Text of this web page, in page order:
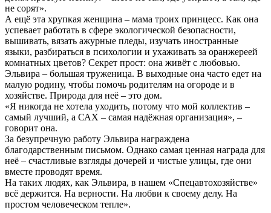
не сорят».
А ещё эта хрупкая женщина – мама троих принцесс. Как она
успевает работать в сфере экологической безопасности,
вышивать, вязать ажурные пледы, изучать иностранные
языки, разбираться в психологии и ухаживать за оранжереей
комнатных цветов? Секрет прост: она живёт с любовью.
Эльвира – большая труженица. В выходные она часто едет на
малую родину, чтобы помочь родителям на огороде и в
хозяйстве. Природа для неё – это дом.
«Я никогда не хотела уходить, потому что мой коллектив –
самый лучший, а САХ – самая надёжная организация», –
говорит она.
За безупречную работу Эльвира награждена
благодарственным письмом. Однако самая ценная награда для
неё – счастливые взгляды дочерей и чистые улицы, где они
вместе проводят время.
На таких людях, как Эльвира, в нашем «Спецавтохозяйстве»
всё держится. На верности. На любви к своему делу. На
простом человеческом тепле».